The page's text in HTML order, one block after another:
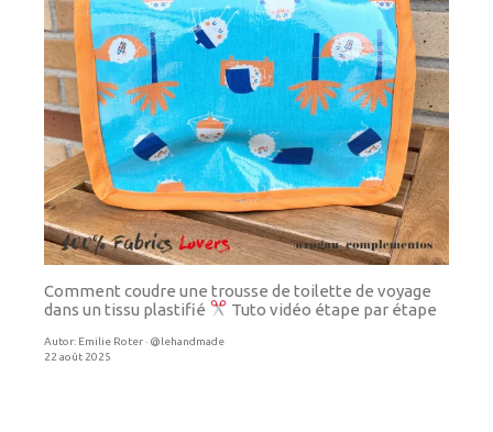
Comment coudre une trousse de toilette de voyage
dans un tissu plastifié
Tuto vidéo étape par étape
Autor: Emilie Roter · @lehandmade
22 août 2025